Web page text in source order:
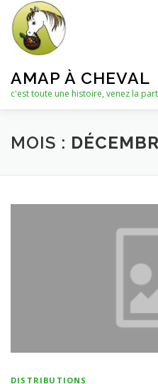
contenu
AMAP À CHEVAL
c'est toute une histoire, venez la
QUI SOMMES-NOUS ?
NOTRE
LES AUTRES PRODUITS
MOIS :
DISTRIBUTIONS